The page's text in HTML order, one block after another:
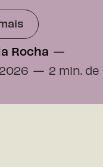
Rocha
2 min.